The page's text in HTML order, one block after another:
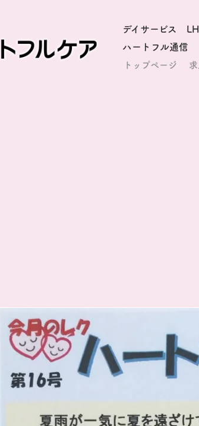
デイサービス
ハートフル通信
トップページ